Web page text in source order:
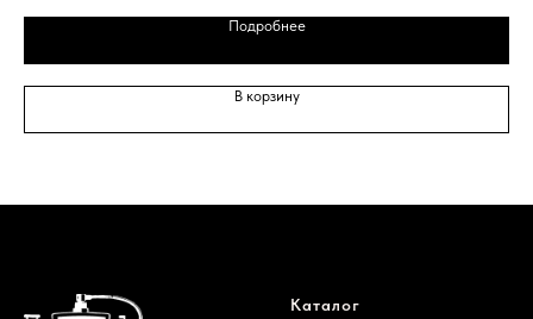
Подробнее
В корзину
Каталог